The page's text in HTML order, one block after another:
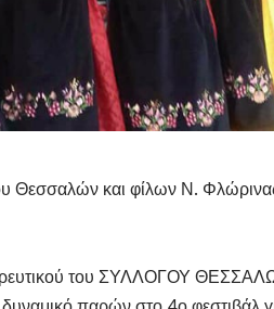
Θεσσαλών και φίλων Ν.
του ΣΥΛΛΟΓΟΥ